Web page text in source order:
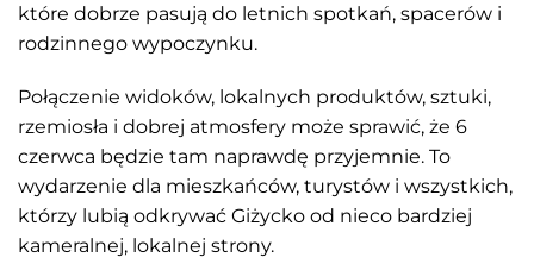
które dobrze pasują do letnich spotkań, spacerów i
rodzinnego wypoczynku.
Połączenie widoków, lokalnych produktów, sztuki,
rzemiosła i dobrej atmosfery może sprawić, że 6
czerwca będzie tam naprawdę przyjemnie. To
wydarzenie dla mieszkańców, turystów i wszystkich,
którzy lubią odkrywać Giżycko od nieco bardziej
kameralnej, lokalnej strony.